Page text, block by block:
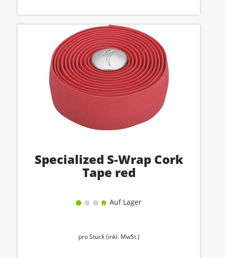
Specialized S-Wrap Cork
Tape red
Auf Lager
pro Stück (inkl. MwSt.)